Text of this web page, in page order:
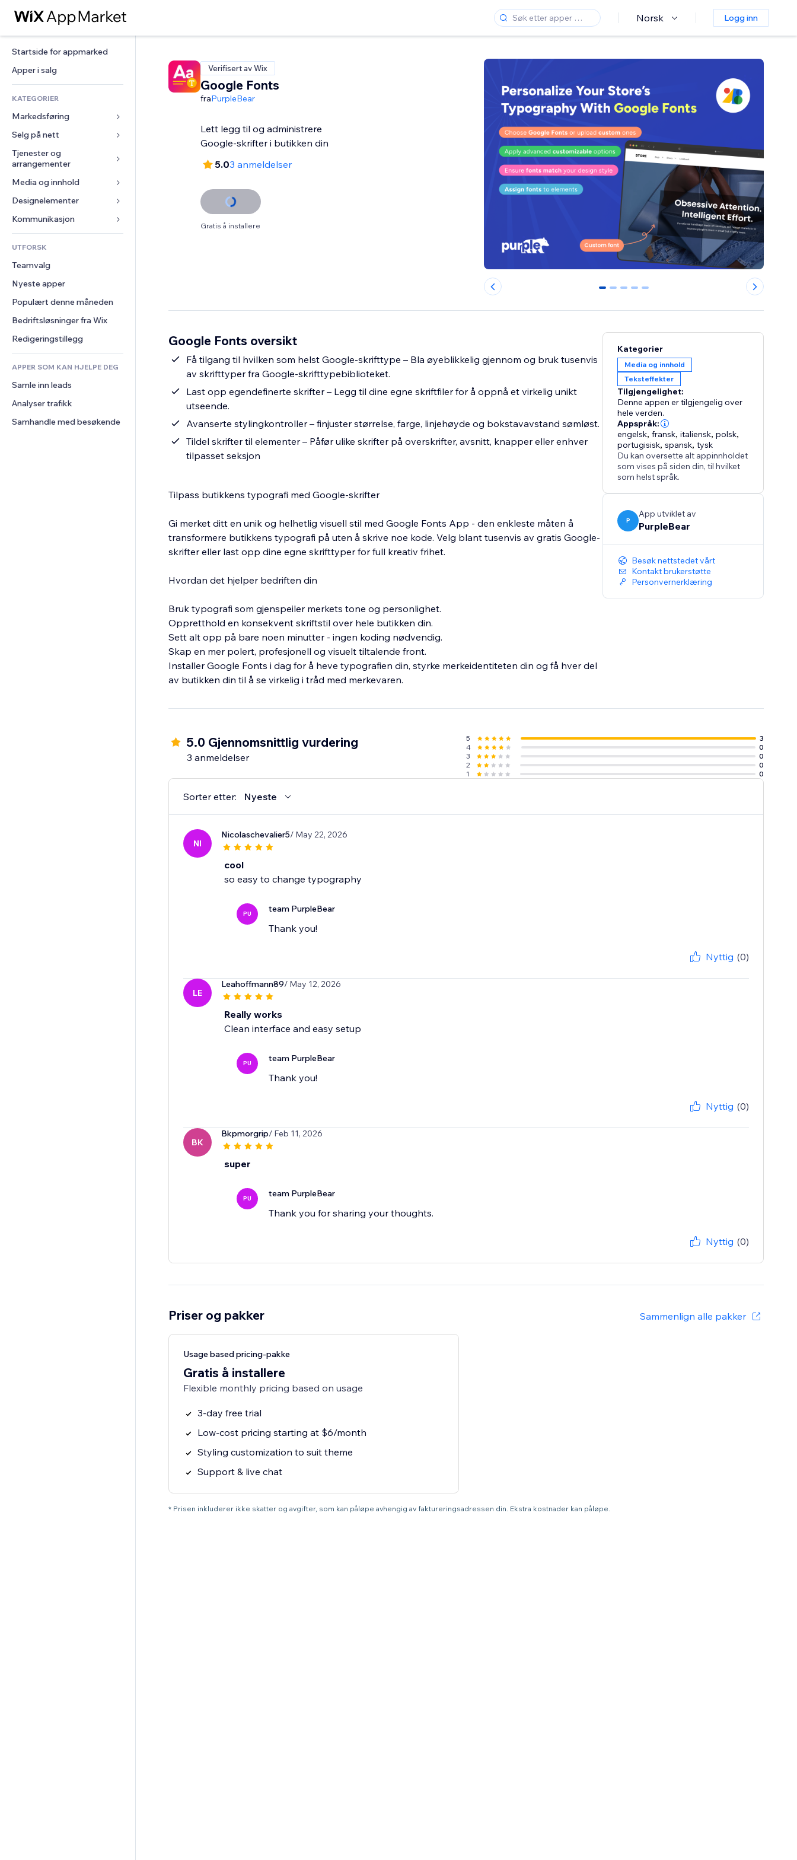
Norsk Logg inn
Startside for appmarked
Apper i salg
KATEGORIER
Markedsføring
Annonser
Mobil
Analyser
Sosiale medier
SEO
Engasjement
Nettstedsoppføringer
E-post
Konvertering
Selg på nett
Apper for butikker
Frakt og levering
Selg-knapper
Nettkurs
On-demand-utskrift
Regnskap
Kuponger og fordelsprogram
Lagerløsninger
Dropshipping
Priser og abonnement
Folkefinansiering
Mat og drikke
Tjenester og
arrangementer
Hoteller
Arrangementer
Restauranter
Eiendom
Bookinger
Media og innhold
Galleri
Musikk
Podkaster
Fotografi
Video
PDF
Fildeling
Nyheter
Designelementer
Kart og navigasjon
Personvern og sikkerhet
Klokke
Sidemaler
Bildeeffekter
Knapper og menyer
Bannere og merker
Kalkulatorer
Søk
Vær
Diagrammer og tabeller
Skjemaer
Avstemninger
Chat
Kommentarer
Telefon
Samfunn
Anmeldelser og
UTFORSK
Teamvalg
Nyeste apper
Populært denne måneden
Bedriftsløsninger fra Wix
Redigeringstillegg
APPER SOM KAN HJELPE DEG
Samle inn leads
Analyser trafikk
Samhandle med besøkende
Verifisert av Wix
Google Fonts
fraPurpleBear
Lett legg til og administrere
Google-skrifter i butikken din
5.03 anmeldelser
Gratis å installere
0 1 2 3 4
Google Fonts oversikt
Få tilgang til hvilken som helst Google-skrifttype – Bla øyeblikkelig gjennom og bruk tusenvis
av skrifttyper fra Google-skrifttypebiblioteket.
Last opp egendefinerte skrifter – Legg til dine egne skriftfiler for å oppnå et virkelig unikt
utseende.
Avanserte stylingkontroller – finjuster størrelse, farge, linjehøyde og bokstavavstand sømløst.
Tildel skrifter til elementer – Påfør ulike skrifter på overskrifter, avsnitt, knapper eller enhver
tilpasset seksjon
Tilpass butikkens typografi med Google-skrifter
Gi merket ditt en unik og helhetlig visuell stil med Google Fonts App - den enkleste måten å
transformere butikkens typografi på uten å skrive noe kode. Velg blant tusenvis av gratis Google-
skrifter eller last opp dine egne skrifttyper for full kreativ frihet.
Hvordan det hjelper bedriften din
Bruk typografi som gjenspeiler merkets tone og personlighet.
Oppretthold en konsekvent skriftstil over hele butikken din.
Sett alt opp på bare noen minutter - ingen koding nødvendig.
Skap en mer polert, profesjonell og visuelt tiltalende front.
Installer Google Fonts i dag for å heve typografien din, styrke merkeidentiteten din og få hver del
av butikken din til å se virkelig i tråd med merkevaren.
Kategorier
Media og innhold
Teksteffekter
Tilgjengelighet:
Denne appen er tilgjengelig over
hele verden.
Appspråk:
engelsk,fransk,italiensk,polsk,
portugisisk,spansk,tysk
Du kan oversette alt appinnholdet
som vises på siden din, til hvilket
som helst språk.
P
App utviklet av
PurpleBear
Besøk nettstedet vårt
Kontakt brukerstøtte
Personvernerklæring
5.0 Gjennomsnittlig vurdering
3 anmeldelser
5
3
4
0
3
0
2
0
1
0
Sorter etter: Nyeste
NI
Nicolaschevalier5/ May 22, 2026
cool
so easy to change typography
PU team PurpleBear
Thank you!
Nyttig (0)
LE
Leahoffmann89/ May 12, 2026
Really works
Clean interface and easy setup
PU team PurpleBear
Thank you!
Nyttig (0)
BK
Bkpmorgrip/ Feb 11, 2026
super
PU team PurpleBear
Thank you for sharing your thoughts.
Nyttig (0)
Priser og pakker Sammenlign alle pakker
Usage based pricing-pakke
Gratis å installere
Flexible monthly pricing based on usage
3-day free trial
Low-cost pricing starting at $6/month
Styling customization to suit theme
Support & live chat
* Prisen inkluderer ikke skatter og avgifter, som kan påløpe avhengig av faktureringsadressen din. Ekstra kostnader kan påløpe.